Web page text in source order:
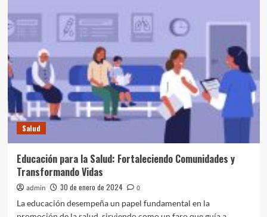
Manipulación
Genética:
Navegando
entre
Promesas
y
Preocupaciones
Salud
Educación para la Salud: Fortaleciendo Comunidades y
Transformando Vidas
admin 30 de enero de 2024
0
La educación desempeña un papel fundamental en la